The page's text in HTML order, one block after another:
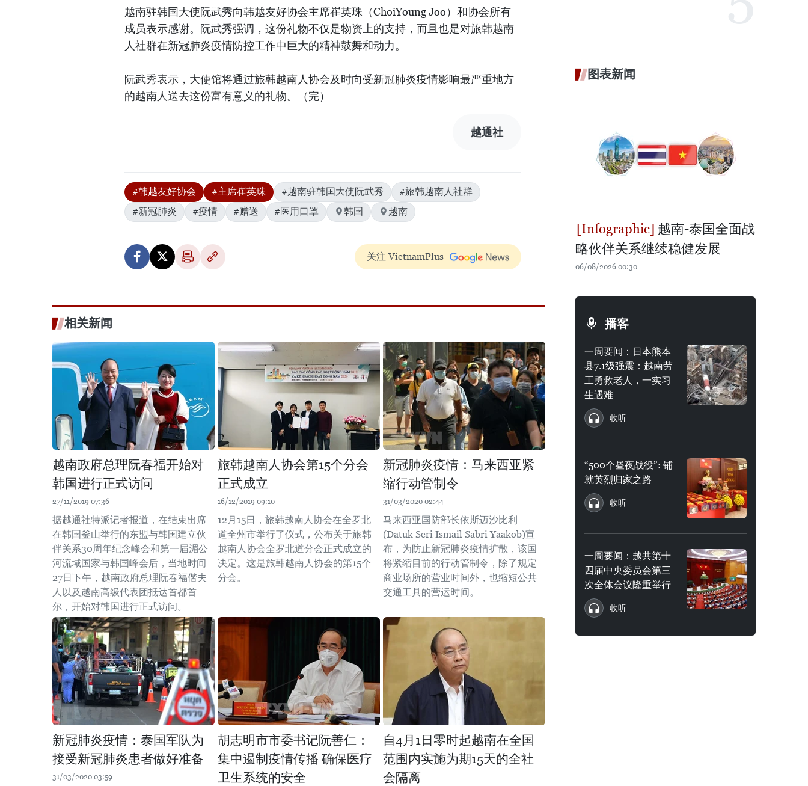
越南驻韩国大使阮武秀向韩越友好协会主席崔英珠（ChoiYoung Joo）和协会所有
成员表示感谢。阮武秀强调，这份礼物不仅是物资上的支持，而且也是对旅韩越南
人社群在新冠肺炎疫情防控工作中巨大的精神鼓舞和动力。
阮武秀表示，大使馆将通过旅韩越南人协会及时向受新冠肺炎疫情影响最严重地方
的越南人送去这份富有意义的礼物。（完）
越通社
#韩越友好协会 #主席崔英珠 #越南驻韩国大使阮武秀
#旅韩越南人社群
#新冠肺炎
#疫情 #赠送 #医用口罩 韩国 越南
关注 VietnamPlus
相关新闻
越南政府总理阮春福开始对
韩国进行正式访问
27/11/2019 07:36
据越通社特派记者报道，在结束出席
在韩国釜山举行的东盟与韩国建立伙
伴关系30周年纪念峰会和第一届湄公
河流域国家与韩国峰会后，当地时间
27日下午，越南政府总理阮春福偕夫
人以及越南高级代表团抵达首都首
尔，开始对韩国进行正式访问。
旅韩越南人协会第15个分会
正式成立
16/12/2019 09:10
12月15日，旅韩越南人协会在全罗北
道全州市举行了仪式，公布关于旅韩
越南人协会全罗北道分会正式成立的
决定。这是旅韩越南人协会的第15个
分会。
新冠肺炎疫情：马来西亚紧
缩行动管制令
31/03/2020 02:44
马来西亚国防部长依斯迈沙比利
(Datuk Seri Ismail Sabri Yaakob)宣
布，为防止新冠肺炎疫情扩散，该国
将紧缩目前的行动管制令，除了规定
商业场所的营业时间外，也缩短公共
交通工具的营运时间。
新冠肺炎疫情：泰国军队为
接受新冠肺炎患者做好准备
31/03/2020 03:59
胡志明市市委书记阮善仁：
集中遏制疫情传播 确保医疗
卫生系统的安全
自4月1日零时起越南在全国
范围内实施为期15天的全社
会隔离
图表新闻
越南-泰国全面战
略伙伴关系继续稳健发展
06/08/2026 00:30
播客
一周要闻：日本熊本
县7.1级强震：越南劳
工勇救老人，一实习
生遇难
收听
“500个昼夜战役”: 铺
就英烈归家之路
收听
一周要闻：越共第十
四届中央委员会第三
次全体会议隆重举行
收听